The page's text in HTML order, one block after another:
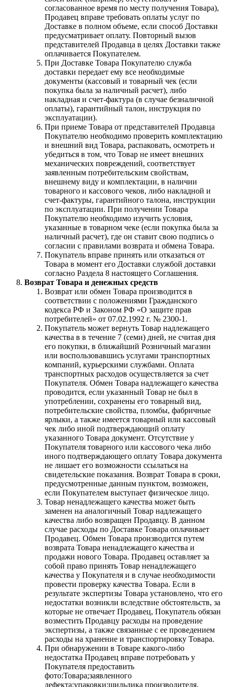
согласованное время по месту получения Товара),
Продавец вправе требовать оплаты услуг по
Доставке в полном объеме, если способ Доставки
предусматривает оплату. Повторный вызов
представителей Продавца в целях Доставки также
оплачивается Покупателем.
При Доставке Товара Покупателю служба
доставки передает ему все необходимые
документы (кассовый и товарный чек (если
покупка была за наличный расчет), либо
накладная и счет-фактура (в случае безналичной
оплаты), гарантийный талон, инструкция по
эксплуатации).
При приеме Товара от представителей Продавца
Покупателю необходимо проверить комплектацию
и внешний вид Товара, распаковать, осмотреть и
убедиться в том, что Товар не имеет внешних
механических повреждений, соответствует
заявленным потребительским свойствам,
внешнему виду и комплектации, в наличии
товарного и кассового чеков, либо накладной и
счет-фактуры, гарантийного талона, инструкции
по эксплуатации. При получении Товара
Покупателю необходимо изучить условия,
указанные в товарном чеке (если покупка была за
наличный расчет), где он ставит свою подпись о
согласии с правилами возврата и обмена Товара.
Покупатель вправе принять или отказаться от
Товара в момент его Доставки службой доставки
согласно Раздела 8 настоящего Соглашения.
Возврат Товара и денежных средств
Возврат или обмен Товара производится в
соответствии с положениями Гражданского
кодекса РФ и Законом РФ «О защите прав
потребителей» от 07.02.1992 г. № 2300-1.
Покупатель может вернуть Товар надлежащего
качества в в течение 7 (семи) дней, не считая дня
его покупки, в ближайший Розничный магазин
или воспользовавшись услугами транспортных
компаний, курьерскими службами. Оплата
транспортных расходов осуществляется за счет
Покупателя. Обмен Товара надлежащего качества
проводится, если указанный Товар не был в
употреблении, сохранены его товарный вид,
потребительские свойства, пломбы, фабричные
ярлыки, а также имеется товарный или кассовый
чек либо иной подтверждающий оплату
указанного Товара документ. Отсутствие у
Покупателя товарного или кассового чека либо
иного подтверждающего оплату Товара документа
не лишает его возможности ссылаться на
свидетельские показания. Возврат Товара в сроки,
предусмотренные данным пунктом, возможен,
если Покупателем выступает физическое лицо.
Товар ненадлежащего качества может быть
заменен на аналогичный Товар надлежащего
качества либо возвращен Продавцу. В данном
случае расходы по Доставке Товара оплачивает
Продавец. Обмен Товара производится путем
возврата Товара ненадлежащего качества и
продажи нового Товара. Продавец оставляет за
собой право принять Товар ненадлежащего
качества у Покупателя и в случае необходимости
провести проверку качества Товара. Если в
результате экспертизы Товара установлено, что его
недостатки возникли вследствие обстоятельств, за
которые не отвечает Продавец, Покупатель обязан
возместить Продавцу расходы на проведение
экспертизы, а также связанные с ее проведением
расходы на хранение и транспортировку Товара.
При обнаружении в Товаре какого-либо
недостатка Продавец вправе потребовать у
Покупателя предоставить
фото:Товара;заявленного
дефекта;упаковки;шильдика производителя.